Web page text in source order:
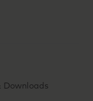
Downloads